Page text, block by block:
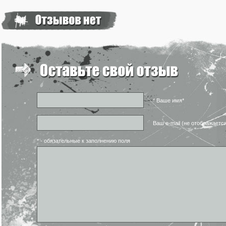
* Ваше имя*
Ваш e-mail (не
* - обязательные к заполнению поля